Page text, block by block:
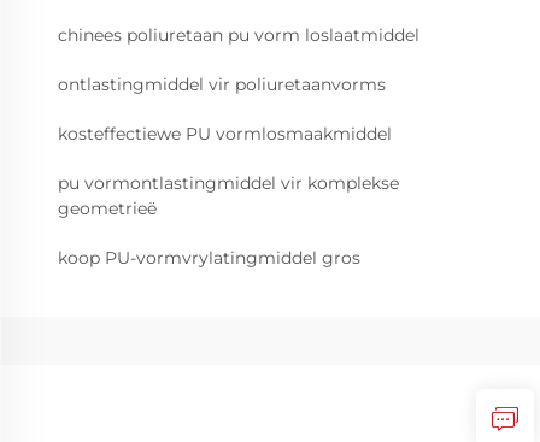
chinees poliuretaan pu vorm loslaatmiddel
ontlastingmiddel vir poliuretaanvorms
kosteffectiewe PU vormlosmaakmiddel
pu vormontlastingmiddel vir komplekse
geometrieë
koop PU-vormvrylatingmiddel gros